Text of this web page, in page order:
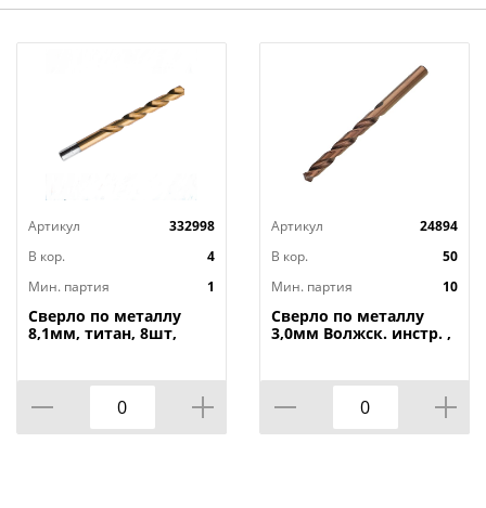
Артикул
332998
В кор.
4
Мин. партия
1
Сверло по металлу
8,1мм, титан, 8шт,
Артикул
24894
В кор.
50
Мин. партия
10
Сверло по металлу
3,0мм Волжск. инстр. ,